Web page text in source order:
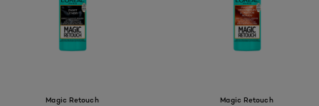
Magic Retouch Magic Retouch